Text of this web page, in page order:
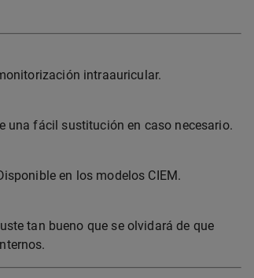
intraauricular.
una fácil sustitución en caso necesario.
en los modelos CIEM.
tan bueno que se olvidará de que